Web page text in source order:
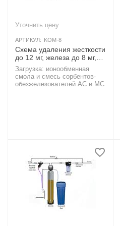
Уточнить цену
АРТИКУЛ: KOM-8
Схема удаления жесткости
до 12 мг, железа до 8 мг,
марганца до 1 мг, методом
напорной аэрации, pH >=7
AКЦИЯ
Загрузка: ионообменная
смола и смесь сорбентов-
обезжелезователей АС и МС